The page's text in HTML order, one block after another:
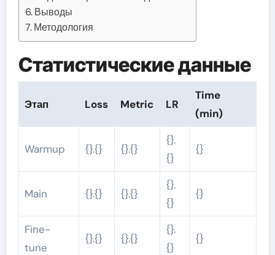
Выводы
Методология
Статистические данные
Этап Loss Metric LR
Time
(min)
Warmup {}.{} {}.{}
{}.
{}
{}
Main {}.{} {}.{}
{}.
{}
{}
Fine-
tune
{}.{} {}.{}
{}.
{}
{}